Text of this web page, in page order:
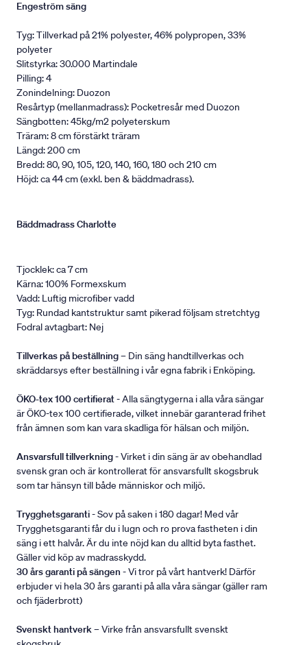
Engeström säng
Tyg: Tillverkad på 21% polyester, 46% polypropen, 33%
polyeter
Slitstyrka: 30.000 Martindale
Pilling: 4
Zonindelning: Duozon
Resårtyp (mellanmadrass): Pocketresår med Duozon
Sängbotten: 45kg/m2 polyeterskum
Träram: 8 cm förstärkt träram
Längd: 200 cm
Bredd: 80, 90, 105, 120, 140, 160, 180 och 210 cm
Höjd: ca 44 cm (exkl. ben & bäddmadrass).
Bäddmadrass Charlotte
Tjocklek: ca 7 cm
Kärna: 100% Formexskum
Vadd: Luftig microfiber vadd
Tyg: Rundad kantstruktur samt pikerad följsam stretchtyg
Fodral avtagbart: Nej
Tillverkas på beställning– Din säng handtillverkas och
skräddarsys efter beställning i vår egna fabrik i Enköping.
ÖKO-tex 100 certifierat- Alla sängtygerna i alla våra sängar
är ÖKO-tex 100 certifierade, vilket innebär garanterad frihet
från ämnen som kan vara skadliga för hälsan och miljön.
Ansvarsfull tillverkning- Virket i din säng är av obehandlad
svensk gran och är kontrollerat för ansvarsfullt skogsbruk
som tar hänsyn till både människor och miljö.
Trygghetsgaranti- Sov på saken i 180 dagar! Med vår
Trygghetsgaranti får du i lugn och ro prova fastheten i din
säng i ett halvår. Är du inte nöjd kan du alltid byta fasthet.
Gäller vid köp av madrasskydd.
30 års garanti på sängen - Vi tror på vårt hantverk! Därför
erbjuder vi hela 30 års garanti på alla våra sängar (gäller ram
och fjäderbrott)
Svenskt hantverk– Virke från ansvarsfullt svenskt